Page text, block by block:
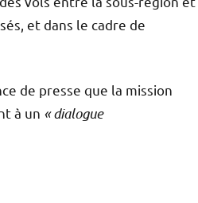
et dans le cadre de
de presse que la mission
à un « dialogue